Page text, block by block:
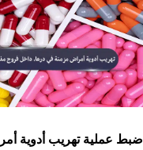
ضبط عملية تهريب أدوية